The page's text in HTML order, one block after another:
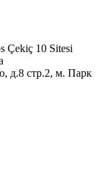
Çekiç 10 Sitesi
д.8 стр.2, м. Парк